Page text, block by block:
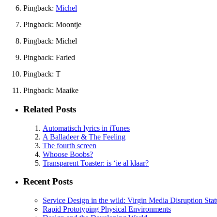
Pingback: Michel
Pingback: Moontje
Pingback: Michel
Pingback: Faried
Pingback: T
Pingback: Maaike
Related Posts
Automatisch lyrics in iTunes
A Balladeer & The Feeling
The fourth screen
Whoose Boobs?
Transparent Toaster: is ‘ie al klaar?
Recent Posts
Service Design in the wild: Virgin Media Disruption
Rapid Prototyping Physical Environments